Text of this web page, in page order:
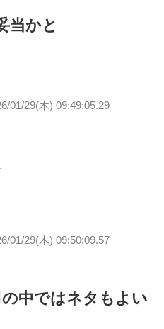
当かと
01/29(木) 09:49:05.29
01/29(木) 09:50:09.57
中ではネタもよい